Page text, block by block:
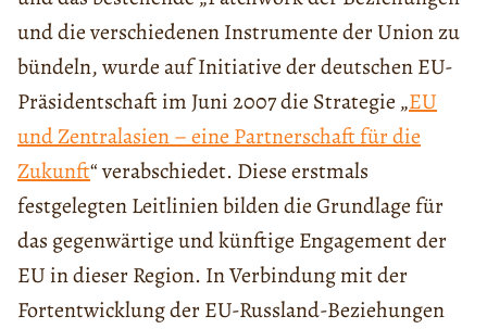
und die verschiedenen Instrumente der Union zu
bündeln, wurde auf Initiative der deutschen EU-
Präsidentschaft im Juni 2007 die Strategie „EU
und Zentralasien – eine Partnerschaft für die
Zukunft“ verabschiedet. Diese erstmals
festgelegten Leitlinien bilden die Grundlage für
das gegenwärtige und künftige Engagement der
EU in dieser Region. In Verbindung mit der
Fortentwicklung der EU-Russland-Beziehungen